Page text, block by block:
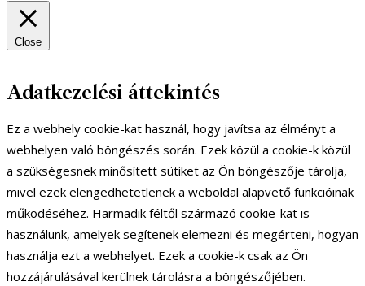
Close
Adatkezelési áttekintés
Ez a webhely cookie-kat használ, hogy javítsa az élményt a
webhelyen való böngészés során. Ezek közül a cookie-k közül
a szükségesnek minősített sütiket az Ön böngészője tárolja,
mivel ezek elengedhetetlenek a weboldal alapvető funkcióinak
működéséhez. Harmadik féltől származó cookie-kat is
használunk, amelyek segítenek elemezni és megérteni, hogyan
használja ezt a webhelyet. Ezek a cookie-k csak az Ön
hozzájárulásával kerülnek tárolásra a böngészőjében.